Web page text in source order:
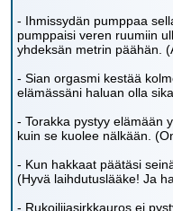
- Ihmissydän pumppaa
pumppaisi veren ruumiin
yhdeksän metrin päähän.
- Sian orgasmi kestää
elämässäni haluan olla
- Torakka pystyy elämään
kuin se kuolee nälkään.
- Kun hakkaat päätäsi
(Hyvä laihdutuslääke! Ja
- Rukoilijasirkkauros ei